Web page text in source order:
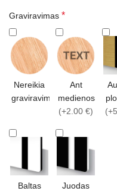
Graviravimas *
Nereikia
graviravimo
Ant
medienos
(+2.00 €)
Baltas
Juodas